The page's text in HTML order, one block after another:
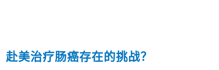
赴美治疗肠癌存在的挑战？